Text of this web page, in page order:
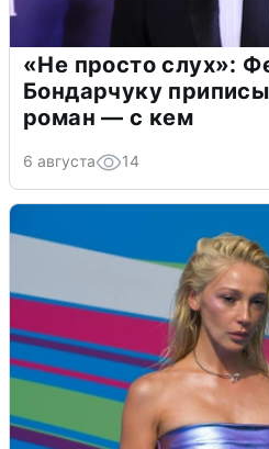
«Не просто слух»:
Бондарчуку
роман — с кем
6 августа 14